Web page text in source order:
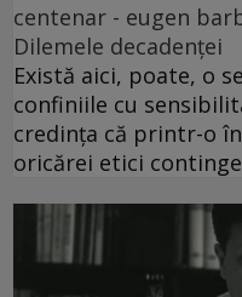
centenar - eugen
Dilemele decadenței
Există aici, poate, o
confiniile cu
credința că printr-o
oricărei etici